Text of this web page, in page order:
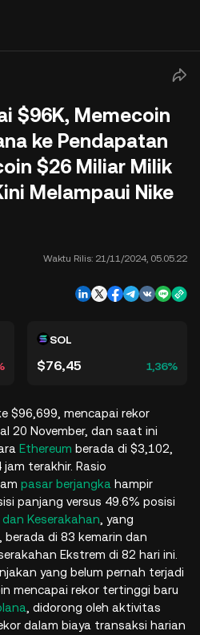
$96K, Memecoin
ke Pendapatan
$26 Miliar Milik
Melampaui Nike
Waktu Rilis: 21/11/2024, 05.05.22
SOL
$76,45 1,36%
$96,699, mencapai rekor
20 November, dan saat ini
Ethereum berada di $3,102,
terakhir. Rasio
pasar berjangka hampir
panjang versus 49.6% posisi
Keserakahan , yang
, berada di 83 kemarin dan
Ekstrem di 82 hari ini.
yang belum pernah terjadi
mencapai rekor tertinggi baru
, didorong oleh aktivitas
dalam biaya transaksi harian